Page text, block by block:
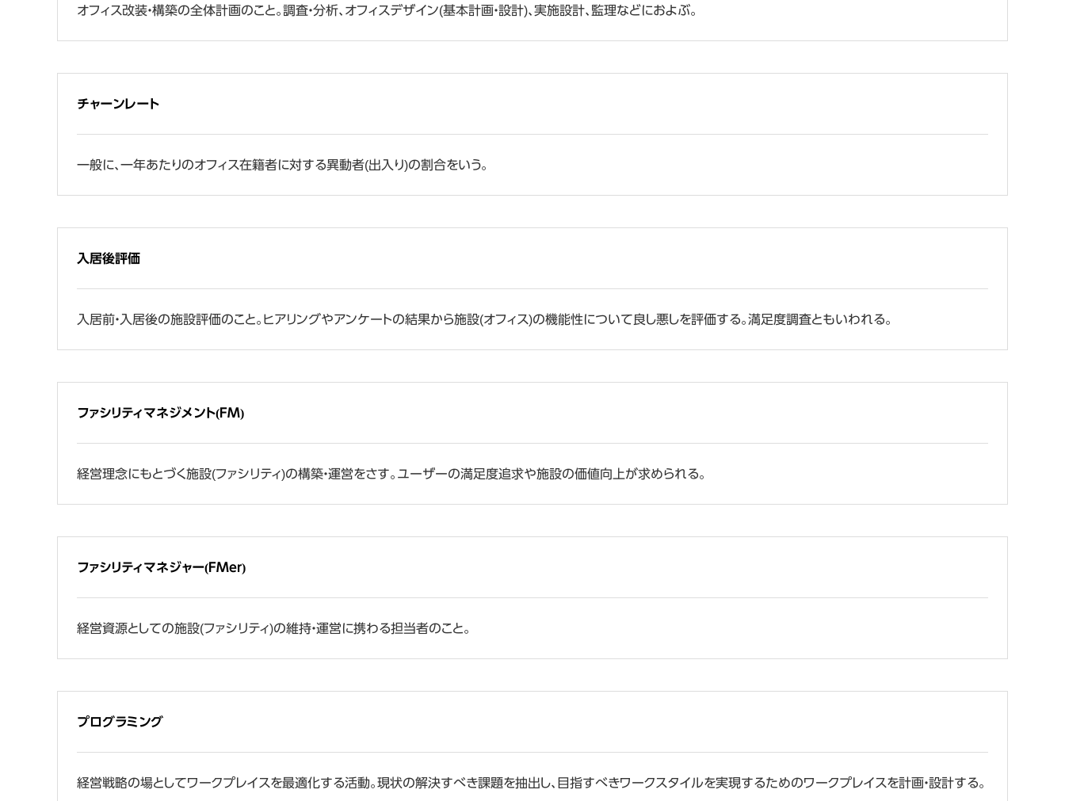
オフィス改装・構築の全体計画のこと。調査・分析、オフィスデザイン(基本計画・設計)、実施設計、監理などにおよぶ。
チャーンレート
一般に、一年あたりのオフィス在籍者に対する異動者(出入り)の割合をいう。
入居後評価
入居前・入居後の施設評価のこと。ヒアリングやアンケートの結果から施設(オフィス)の機能性について良し悪しを評価する。満足度調査ともいわれる。
ファシリティマネジメント(FM)
経営理念にもとづく施設(ファシリティ)の構築・運営をさす。ユーザーの満足度追求や施設の価値向上が求められる。
ファシリティマネジャー(FMer)
経営資源としての施設(ファシリティ)の維持・運営に携わる担当者のこと。
プログラミング
経営戦略の場としてワークプレイスを最適化する活動。現状の解決すべき課題を抽出し、目指すべきワークスタイルを実現するためのワークプレイスを計画・設計する。